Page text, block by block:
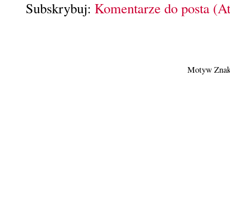
Subskrybuj: Komentarze do posta
Motyw